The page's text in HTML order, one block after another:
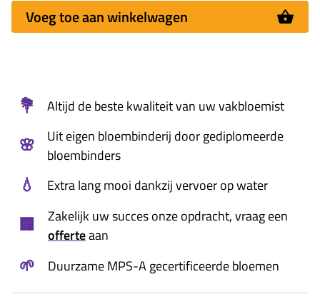
Voeg toe aan winkelwagen
💐 Altijd de beste kwaliteit van uw vakbloemist
🌸
Uit eigen bloembinderij door gediplomeerde
bloembinders
💧 Extra lang mooi dankzij vervoer op water
🏢
Zakelijk uw succes onze opdracht, vraag een
offerteaan
🌱 Duurzame MPS-A gecertificeerde bloemen